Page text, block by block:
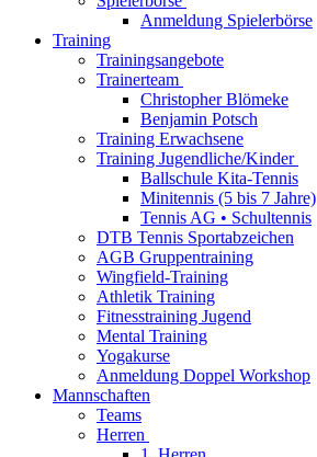
Anmeldung Spielerbörse
Training
Trainingsangebote
Trainerteam
Christopher Blömeke
Benjamin Potsch
Training Erwachsene
Training Jugendliche/Kinder
Ballschule Kita-Tennis
Minitennis (5 bis 7 Jahre)
Tennis AG • Schultennis
DTB Tennis Sportabzeichen
AGB Gruppentraining
Wingfield-Training
Athletik Training
Fitnesstraining Jugend
Mental Training
Yogakurse
Anmeldung Doppel Workshop
Mannschaften
Teams
Herren